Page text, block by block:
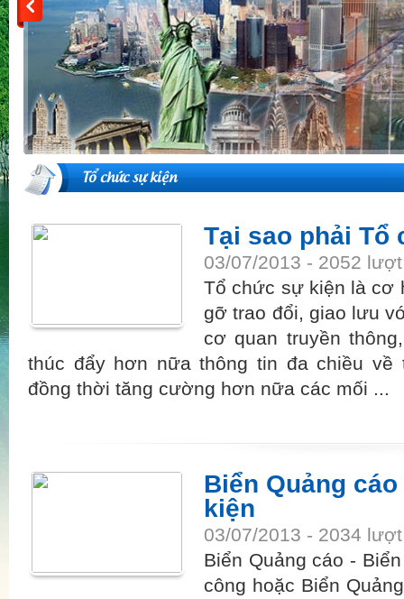
Tổ chức sự kiện
Tại sao phải
03/07/2013 - 2052
Tổ chức sự kiện là cơ
gỡ trao đổi, giao lưu
cơ quan truyền
thúc đẩy hơn nữa thông tin đa chiều về
đồng thời tăng cường hơn nữa các mối ...
Biển Quảng
kiện
03/07/2013 - 2034
Biển Quảng cáo -
công hoặc Biển